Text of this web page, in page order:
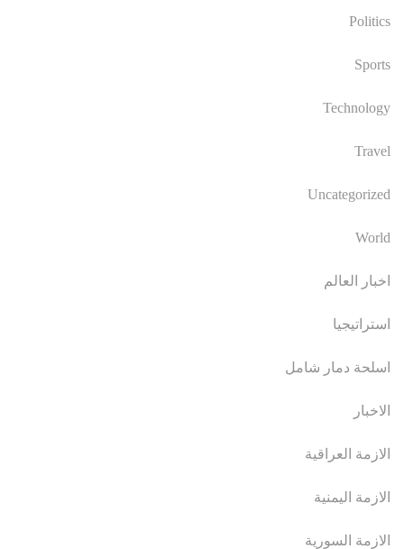
Politics
Sports
Technology
Travel
Uncategorized
World
اخبار العالم
استراتيجيا
اسلحة دمار شامل
الاخبار
الازمة العراقية
الازمة اليمنية
الازمة السورية